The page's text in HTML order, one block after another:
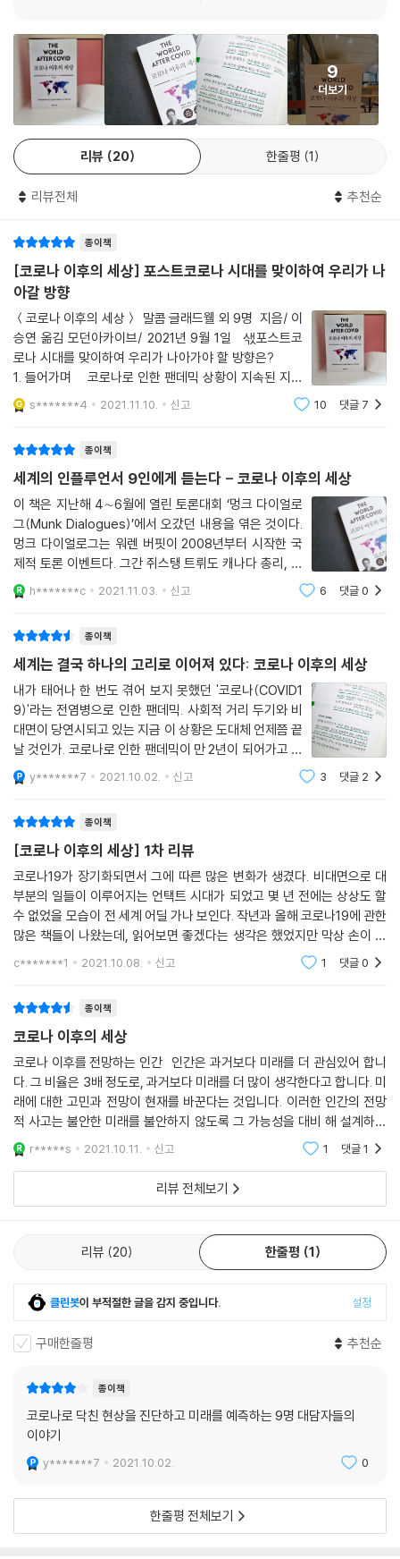
“이번 팬데믹은 글로벌 규모의 사건이라서 기존 글로벌 기업이 거대 단일
기업으로 바뀌는 추세를 재촉했습니다. 구글은 검색을, 페이스북은 소셜미
디어를, 아마존은 상거래를 소유하고 있습니다. 이번 팬데믹에서 우리 사
회가 돌아가게 하려면 이런 기업들이 절실히 필요하다는 점이 알려졌습니
다. 이로써 기업의 힘은 더욱 공고해지고, 규제 기관이 이들을 제어하려는
의지나 능력은 저하되었습니다.”
--- p.178
“전 세계에서 잘해온 나라를 살펴보면 엄격한 나라들입니다. 그리고 그만
큼 잘하지 못하고 있는 나라는 보다 느슨합니다. 제가 보기에 이 차이의 주
요 척도는 사회적 신뢰입니다. 정부를 신뢰하나요? 주변 사람을 신뢰하나
요? 미국, 이탈리아, 스페인 같은 느슨한 나라는 힘겨운 투쟁을 벌여왔습
니다. 다른 나라만큼 통합된 행동을 잘하지 못하니까요. 저는 문화가 결정
적이라고 생각하지는 않습니다. 느슨한 나라가 한국이 했던 일을 할 수도
있습니다. 하지만 그런 문화적 전환은 더 힘들겠죠.”
--- p.213
테크놀로지에 좌우되며, 솔직히 지난 10년간 권위주의 국가를 강화하면서
시민 사회와 민주주의를 약화시켰습니다. 분명히 말해 두지만 미국이나 캐
나다나 그 밖의 산업화된 민주주의 선진국들이 곧 실패하거나 붕괴하거나
권위주의로 돌아설 거라고는 생각지 않습니다. 제가 정말 생각하는 건 다
른 나라들, 조금 더 가난한 나라들, 현재 불확실한 상태에 있는 나라들이 어
떤 방향으로 나아가야 할지를 고민하고 있다는 점입니다. 인도, 브라질, 터
키 같은 나라에는 권위주의 모델이 점점 더 매력적으로 보일 거 같습니다.
--- p.237
“중국-미국 관계 또는 화웨이-미국 관계는 아주 복잡합니다만, 저는 언제
나 특별한 프리즘을 통해 이 관계를 들여다봅니다. 그 프리즘을 저는 토냐
하딩 신드롬이라는 이름으로 제안한 바 있습니다. 다들 피겨스케이트 선수
토냐 하딩 이야기를 알고 있을 거라 생각합니다. 토냐 하딩의 지인이 라이
벌 선수인 낸시 캐리건의 무릎 위를 후려쳐서 US 스케이팅 챔피언대회 승
리를 막으려 했던 사건이 있었지요. 토냐 하딩은 미국 혹은 세계 무대에서
적용되는 게 아닐 수 있습니다. 크든 작든 기업이나 국가에도 적용될 수 있
어요. 저는 이 신드롬이 미국에서 미친 듯이 일어났다고 봅니다. 화웨이를
내세운 중국은 5G에서 미국보다 앞서 있습니다. 미국은 다른 나라가 자기
들보다 앞서 있는 것을 보고 싶어 하지 않습니다. 그래서 화웨이의 무릎 위
를 후려치는 겁니다.”
--- p.280~281
코로나가 우리 정치, 사회, 문화에 준 충격과 그 의미를 묻는 질문에 말콤
글래드웰은 농구와 축구에 비유해 설명했다. 농구는 카와이 레너드 같은
스타플레이어의 기량에 따라 승패가 좌우되는 반면, 축구는 가장 뒤처진
선수, 즉 ‘구멍’의 기량으로 승패가 좌우되는 ‘약한 고리’ 스포츠이며, 코로
나 상황이 전형적인 약한 고리 위기라는 것이었다. 그러면서 고급 의료 기
술과 인력 양성에 집중하던 기존의 정책에서 벗어나 간호사나 간호조무사
같은 기본 인력 충원이 우선시 되어야 하며, 사회적으로도 ‘약한 고리’에 해
당하는 취약 계층에 예산을 투입하고 관심을 쏟아야 한다고 주장했다.
빗물이 뿌려지고 있다”라며 팬데믹이 빈부격차와 흑백갈등으로 인한 사회
적 위기가 진행 중이던 미국에 지워지지 않는 상처를 남길 것으로 봤다. 그
런 브룩스가 제시한 키워드는 ‘안전’이었다. “어떻게 하면 내가 안전해질
수 있을까?”라는 질문이 쏟아지는 상황에서 신자유주의 종주국인 미국에
서도 정부가 사람들의 삶에 더 적극적으로 관여하길 원하는 분위기가 확대
될 것으로 내다본 것이다.
팬데믹은 미국 중심에서 벗어난 세계로의 이행 재촉해
파리드 자카리아는 코로나가 재촉한 트렌드로 미국 중심에서 벗어난 세계
패했을 뿐 아니라 G7, G20회의 등 국제적인 대응 협의를 주도하기는커녕
‘우한 바이러스’라는 이름을 쓰지 않는다는 이유로 공동 서명에 서명하지
않는 등 오히려 훼방을 놓았다는 점에서 세계의 모범이 되는 초강대국의
모습과는 거리가 멀었다는 것이다. 이번 위기로 이득을 얻는 나라를 묻는
질문에는 이제 정부의 크기나 지향 이념보다는 정부의 능력과 자질이 중요
하며 그 점에서 한국이 “거의 최고”라며 치켜세우기도 했다.
팬데믹이 재촉한 것은 국제 정치적 상황만이 아니었다. 구글, 페이스북, 애
플, 아마존, 마이크로소프트 등 이른바 5대 빅테크 기업의 위상도 마찬가
지다. 실리콘 밸리에 관한한 가장 영향력 있는 저널리스트인 카라 스위셔
는 코로나 이후 5대 빅테크 기업의 힘이 더 세졌고, 규제 기관이 이들을 제
어하려는 의지나 힘은 저하되었다고 역설했다. 코로나로 소득 불평등과 공
룡기업들의 막강한 권한이 자리잡게 되는 추세를 공고히 하게 될 것을 우
려한 것이다.
대담자별 1시간에서 1시간 30분 정도 진행된 이 대담에서는 재택근무와
일자리 문제 같은 개인의 삶과 관련된 문제부터 가짜 뉴스, 의료 시스템, 미
중 관계, 기후 변화에 이르기까지 폭넓은 주제가 다뤄졌다. 진행자 러디어
드 그리피스는 대담 주요 내용을 정리해서 책으로 펴냈는데 그게 바로 이
책 『코로나 이후의 세상』이다. 코로나19 팬데믹이 벌어진 후 국내에서도
거시적 시각에서 사태를 진단하고 미래를 내다본 전문가들의 의견을 정리
한 사람들이 소셜미디어 영향력 면에서 압도적이고, 여성과 동성애자까지
포함시켜 드물게 중국 측 시각을 들어 볼 기회를 제공한다는 특징이 있다.
또한 이 책이 뿌리를 둔 멍크 다이얼로그는 유행에 편승한 단발성 기획이
아니라 10년 이상 전통을 가진 멍크 디베이트라는 글로벌 이벤트에 뿌리
를 두고 있다는 점에서도 다른 기획과는 확실히 차별화된다.
9
더보기
리뷰 20 한줄평 1
리뷰전체 추천순
종이책
[코로나 이후의 세상] 포스트코로나 시대를 맞이하여 우리가 나
아갈 방향
＜코로나 이후의 세상＞ 말콤 글래드웰 외 9명 지음/ 이
승연 옮김 모던아카이브/ 2021년 9월 1일 샋포스트코
로나 시대를 맞이하여 우리가 나아가야 할 방향은?
1. 들어가며 코로나로 인한 팬데믹 상황이 지속된 지도
2년이 되어간다. 처음에 많은 사람들은 이렇게 코로나가
우리의 일상 생활을 빼앗아가고 오랫동안 고통을 당할거
s*******4 2021.11.10. 신고 10 댓글 7
종이책
세계의 인플루언서 9인에게 듣는다 - 코로나 이후의 세상
이 책은 지난해 4∼6월에 열린 토론대회 ‘멍크 다이얼로
그(Munk Dialogues)’에서 오갔던 내용을 엮은 것이다.
멍크 다이얼로그는 워렌 버핏이 2008년부터 시작한 국
제적 토론 이벤트다. 그간 쥐스탱 트뤼도 캐나다 총리, 알
랭 드 보통, 헨리 키신저 등 각국 정상과 작가 등이 참여한
바 있다. 당시 대담은 ‘코로나 이후 세상(The World Af
h*******c 2021.11.03. 신고 6 댓글0
종이책
세계는 결국 하나의 고리로 이어져 있다: 코로나 이후의 세상
내가 태어나 한 번도 겪어 보지 못했던 '코로나(COVID1
9)'라는 전염병으로 인한 팬데믹. 사회적 거리 두기와 비
대면이 당연시되고 있는 지금 이 상황은 도대체 언제쯤 끝
날 것인가. 코로나로 인한 팬데믹이 만 2년이 되어가고 있
는 지금까지, 여전히 답답한 상황이다. 곧 '위드 코로나'로
전환하겠다고 외치고 있지만 앞으로 마스크를 몇 년간 더
y*******7 2021.10.02. 신고 3 댓글 2
종이책
[코로나 이후의 세상] 1차 리뷰
코로나19가 장기화되면서 그에 따른 많은 변화가 생겼다. 비대면으로 대
부분의 일들이 이루어지는 언택트 시대가 되었고 몇 년 전에는 상상도 할
수 없었을 모습이 전 세계 어딜 가나 보인다. 작년과 올해 코로나19에 관한
많은 책들이 나왔는데, 읽어보면 좋겠다는 생각은 했었지만 막상 손이 가
지 않아서 아직까지 한 번도 관련된 책을 읽어본 적이 없었다. 서평단 이벤
c*******1 2021.10.08. 신고 1 댓글0
종이책
코로나 이후의 세상
코로나 이후를 전망하는 인간 인간은 과거보다 미래를 더 관심있어 합니
다. 그 비율은 3배 정도로, 과거보다 미래를 더 많이 생각한다고 합니다. 미
래에 대한 고민과 전망이 현재를 바꾼다는 것입니다. 이러한 인간의 전망
적 사고는 불안한 미래를 불안하지 않도록 그 가능성을 대비 해 설계하는
능력이기도 합니다. 오직 인간만이 미래를 전망합니다. 이 능력이 없다면
인간도 그저
r*****s 2021.10.11. 신고 1 댓글1
리뷰 전체보기
리뷰 20 한줄평 1
클린봇이 부적절한 글을 감지 중입니다. 설정
구매한줄평 추천순
종이책
코로나로 닥친 현상을 진단하고 미래를 예측하는 9명 대담자들의
이야기
y*******7 2021.10.02. 0
한줄평 전체보기